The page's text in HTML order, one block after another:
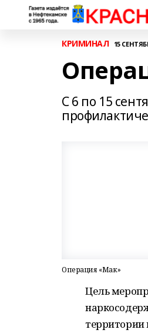
КРИМИНАЛ 15
С 6 по 15
Операция «Мак»
Цель
территории